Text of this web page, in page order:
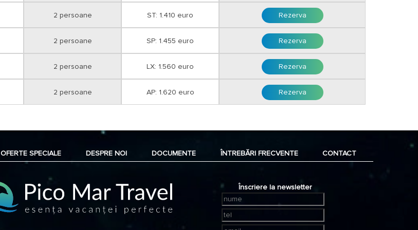
Prânzul din data de 30 Noiembrie nu este inclus in pachetul de servicii, acesta se poate servi
contra cost in sistem a la carte la restaurantul hotelului.
Pentru oaspeții care doresc să vină de Vineri, din data de 27 Noiembrie, se oferă următoarele
tarife pentru cazare in camera dubla (2 persoane) cu demipensiune: 210 euro/noapte/dubla
standard; 220 euro/noapte/dubla superioara; 240 euro/noapte/dubla deluxe; 280
euro/noapte/apartament iar pentru copil 6-13,99 ani se achita 70 euro/noapte cazat cu 2 adulti in
diferenta se va achita pana la 12 Noiembrie 2026.
- numerar sau cu cardul la sediul agentiei;
- cu card tichete de vacanta;
- in cont cu foaie de varsamant la o filiala CEC Bank sau Unicredit Bank cu ajutorul facturii
2 persoane ST: 1.410 euro Rezerva
2 persoane SP: 1.455 euro Rezerva
2 persoane LX: 1.560 euro Rezerva
2 persoane AP: 1.620 euro Rezerva
OFERTE SPECIALE DESPRE NOI DOCUMENTE ÎNTREBĂRI FRECVENTE CONTACT
Înscriere la newsletter